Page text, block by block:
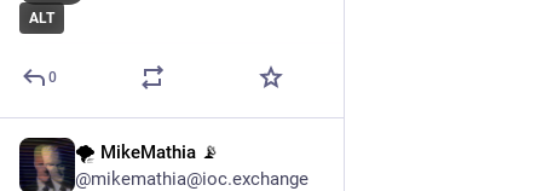
ALT
0
🌪 MikeMathia 📡
@mikemathia@ioc.exchange